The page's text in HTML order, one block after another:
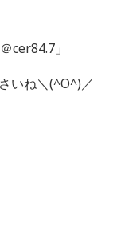
cer84.7」
いね＼(^O^)／